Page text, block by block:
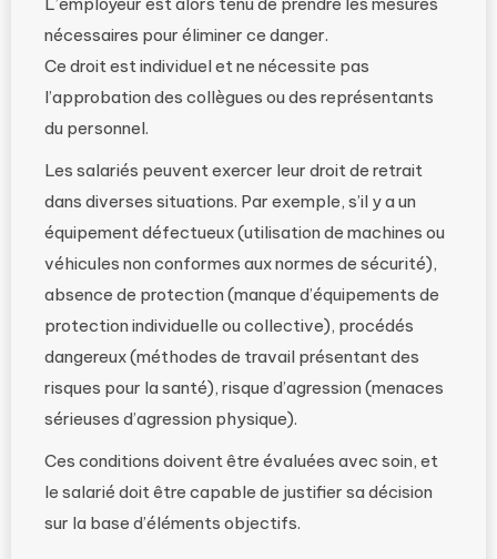
nécessaires pour éliminer ce danger.
Ce droit est individuel et ne nécessite pas
l’approbation des collègues ou des représentants
du personnel.
Les salariés peuvent exercer leur droit de retrait
dans diverses situations. Par exemple, s’il y a un
équipement défectueux (utilisation de machines ou
véhicules non conformes aux normes de sécurité),
absence de protection (manque d’équipements de
protection individuelle ou collective), procédés
dangereux (méthodes de travail présentant des
risques pour la santé), risque d’agression (menaces
sérieuses d’agression physique).
Ces conditions doivent être évaluées avec soin, et
le salarié doit être capable de justifier sa décision
sur la base d’éléments objectifs.